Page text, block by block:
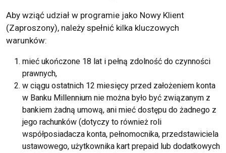
Aby wziąć udział w programie jako Nowy Klient
(Zaproszony), należy spełnić kilka kluczowych
warunków:
mieć ukończone 18 lat i pełną zdolność do czynności
prawnych,
w ciągu ostatnich 12 miesięcy przed założeniem konta
w Banku Millennium nie można było być związanym z
bankiem żadną umową, ani mieć dostępu do żadnego z
jego rachunków (dotyczy to również roli
współposiadacza konta, pełnomocnika, przedstawiciela
ustawowego, użytkownika kart prepaid lub dodatkowych